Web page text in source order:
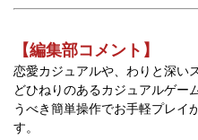
【編集部コメント】
恋愛カジュアルや、わりと深い
どひねりのあるカジュアルゲー
うべき簡単操作でお手軽プレイ
す。